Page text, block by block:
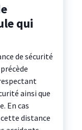
qui
de sécurité
ainsi que
En cas
cette distance